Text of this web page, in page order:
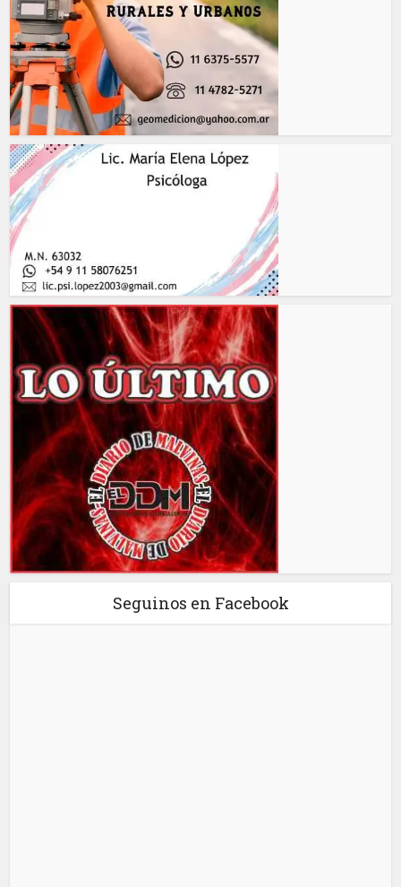
Seguinos en Facebook